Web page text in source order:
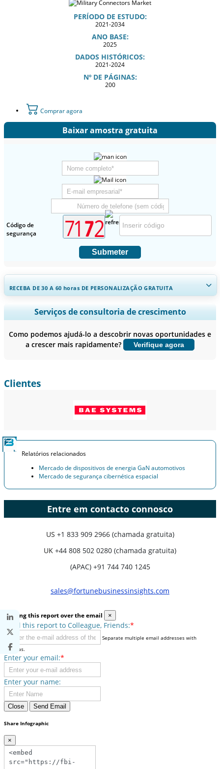
PERÍODO DE ESTUDO:
2021-2034
ANO BASE:
2025
DADOS HISTÓRICOS:
2021-2024
Nº DE PÁGINAS:
200
Comprar agora
Baixar amostra gratuita
Código de
segurança
Submeter
RECEBA DE 30 A 60 horas DE PERSONALIZAÇÃO GRATUITA
Ampliar a cobertura regional e por país, Análise de segmentos,
Perfis de empresas, Benchmarking competitivo, e insights sobre o
Personalizar agora
Serviços de consultoria de crescimento
Como podemos ajudá-lo a descobrir novas oportunidades e
a crescer mais rapidamente?
Verifique agora
Clientes
Relatórios relacionados
Mercado de dispositivos de energia GaN automotivos
Mercado de segurança cibernética espacial
Entre em contacto connosco
US +1 833 909 2966 (chamada gratuita)
UK +44 808 502 0280 (chamada gratuita)
(APAC) +91 744 740 1245
sales@fortunebusinessinsights.com
Sharing this report over the email ×
Send this report to Colleague, Friends:*
Separate multiple email addresses with
commas.
Enter your email:*
Enter your name:
Close Send Email
Share Infographic
×